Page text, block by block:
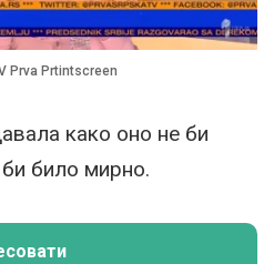
Prva Prtintscreen
како оно не би
било мирно.